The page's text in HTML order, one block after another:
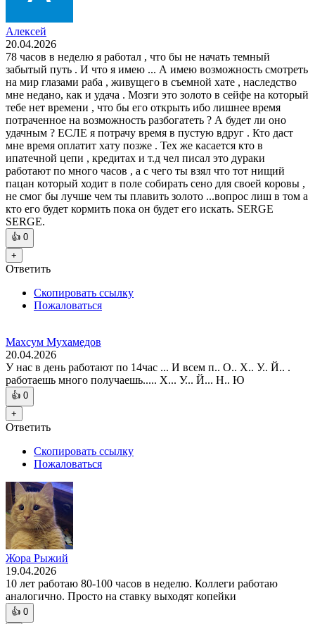
Алексей
20.04.2026
78 часов в неделю я работал , что бы не начать темный
забытый путь . И что я имею ... А имею возможность смотреть
на мир глазами раба , живущего в съемной хате , наследство
мне недано, как и удача . Мозги это золото в сейфе на который
тебе нет времени , что бы его открыть ибо лишнее время
потраченное на возможность разбогатеть ? А будет ли оно
удачным ? ЕСЛЕ я потрачу время в пустую вдруг . Кто даст
мне время оплатит хату позже . Тех же касается кто в
ипатечной цепи , кредитах и т.д чел писал это дураки
работают по много часов , а с чего ты взял что тот нищий
пацан который ходит в поле собирать сено для своей коровы ,
не смог бы лучше чем ты плавить золото ...вопрос лиш в том а
кто его будет кормить пока он будет его искать. SERGE
SERGE.
👍 0
+
Ответить
Скопировать ссылку
Пожаловаться
Махсум Мухамедов
20.04.2026
У нас в день работают по 14час ... И всем п.. О.. Х.. У.. Й.. .
работаешь много получаешь..... Х... У... Й... Н.. Ю
👍 0
+
Ответить
Скопировать ссылку
Пожаловаться
Жора Рыжий
19.04.2026
10 лет работаю 80-100 часов в неделю. Коллеги работаю
аналогично. Просто на ставку выходят копейки
👍 0